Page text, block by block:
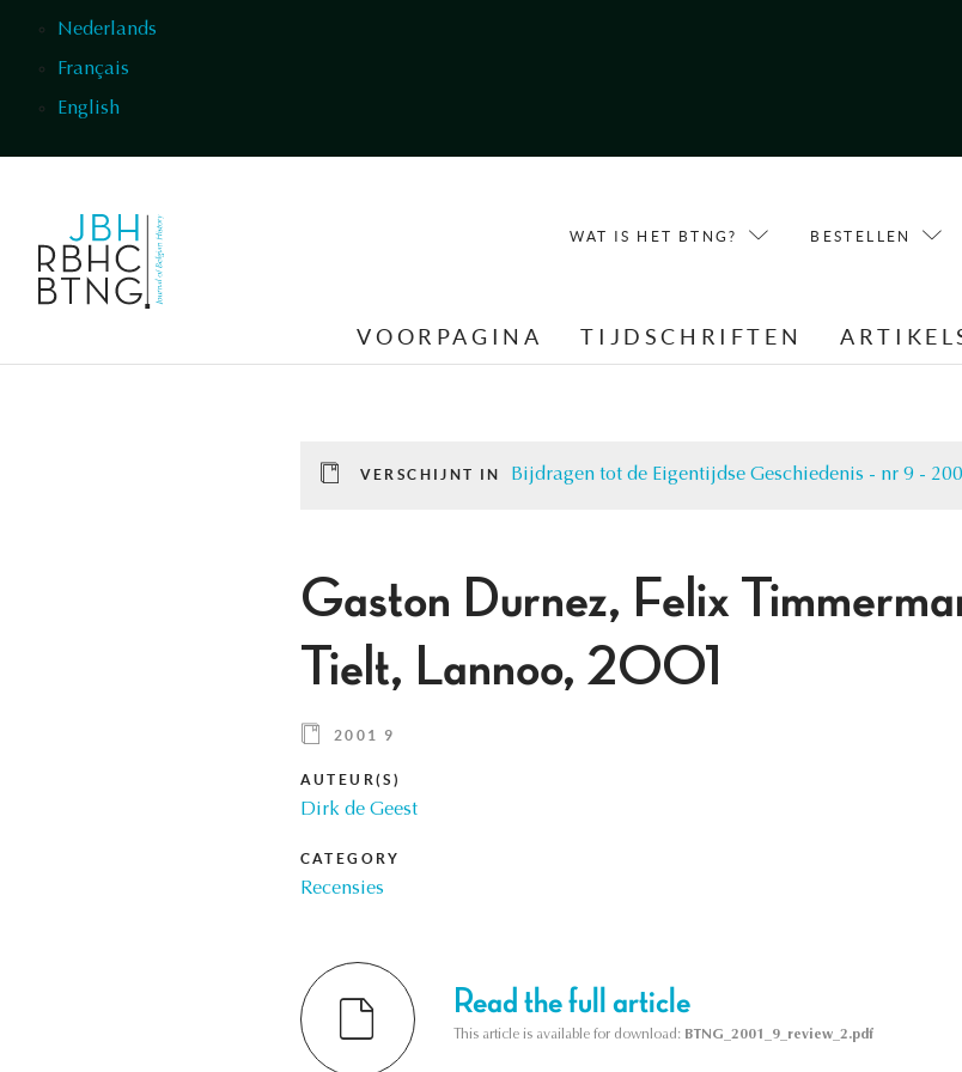
Nederlands
Français
English
WAT IS HET BTNG? BESTELLEN
VOORPAGINA TIJDSCHRIFTEN
VERSCHIJNT IN Bijdragen tot de Eigentijdse Geschiedenis - nr 9 -
Gaston Durnez, Felix
Tielt, Lannoo, 2001
2001 9
AUTEUR(S)
Dirk de Geest
CATEGORY
Recensies
Read the full article
This article is available for download: BTNG_2001_9_review_2.pdf